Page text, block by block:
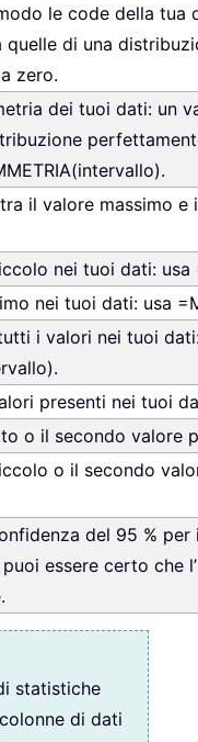
le code della tua
quelle di una
zero.
dei tuoi dati: un
il valore massimo e
nei tuoi dati: usa
nei tuoi dati: usa
i valori nei tuoi
presenti nei tuoi
o il secondo valore
o il secondo
del 95 %
essere certo che
statistiche
di dati